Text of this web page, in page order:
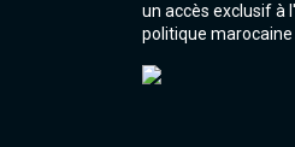
un accès exclusif à
politique